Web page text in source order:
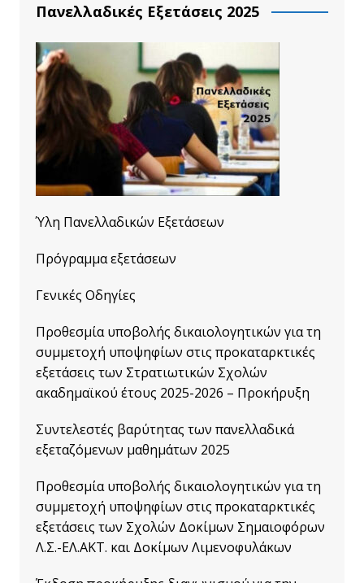
Πανελλαδικές Εξετάσεις 2025
Ύλη Πανελλαδικών Εξετάσεων
Πρόγραμμα εξετάσεων
Γενικές Οδηγίες
Προθεσμία υποβολής δικαιολογητικών για τη
συμμετοχή υποψηφίων στις προκαταρκτικές
εξετάσεις των Στρατιωτικών Σχολών
ακαδημαϊκού έτους 2025-2026 – Προκήρυξη
Συντελεστές βαρύτητας των πανελλαδικά
εξεταζόμενων μαθημάτων 2025
Προθεσμία υποβολής δικαιολογητικών για τη
συμμετοχή υποψηφίων στις προκαταρκτικές
εξετάσεις των Σχολών Δοκίμων Σημαιοφόρων
Λ.Σ.-ΕΛ.ΑΚΤ. και Δοκίμων Λιμενοφυλάκων